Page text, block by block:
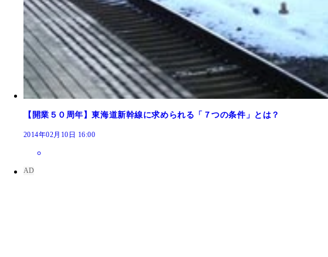
【開業５０周年】東海道新幹線に求められる「７つの条件」とは？
2014年02月10日 16:00